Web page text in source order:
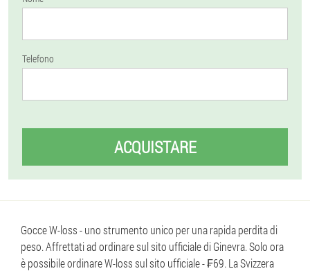
Telefono
ACQUISTARE
Gocce W-loss - uno strumento unico per una rapida perdita di
peso. Affrettati ad ordinare sul sito ufficiale di Ginevra. Solo ora
è possibile ordinare W-loss sul sito ufficiale - ₣69. La Svizzera